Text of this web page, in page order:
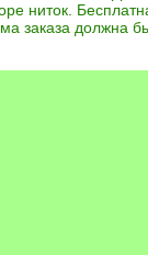
ниток.
заказа должна